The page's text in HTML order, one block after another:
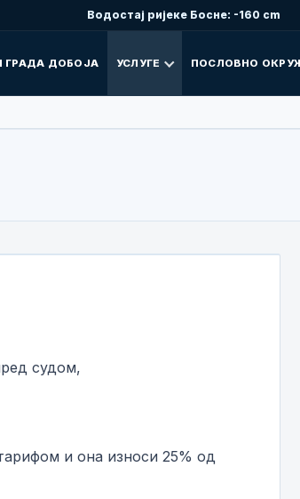
Водостај ријеке Босне: -160 cm
ГРАДА ДОБОЈА УСЛУГЕ ПОСЛОВНО
судом,
и она износи 25% од